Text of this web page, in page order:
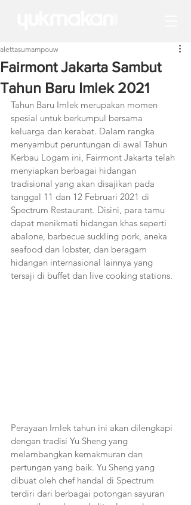
Fairmont Jakarta Sambut
Tahun Baru Imlek 2021
alettasumampouw
Tahun Baru Imlek merupakan momen
spesial untuk berkumpul bersama
keluarga dan kerabat. Dalam rangka
menyambut peruntungan di awal Tahun
Kerbau Logam ini, Fairmont Jakarta telah
menyiapkan berbagai hidangan
tradisional yang akan disajikan pada
tanggal 11 dan 12 Februari 2021 di
Spectrum Restaurant. Disini, para tamu
dapat menikmati hidangan khas seperti
abalone, barbecue suckling pork, aneka
seafood dan lobster, dan beragam
hidangan internasional lainnya yang
tersaji di buffet dan live cooking stations.
Perayaan Imlek tahun ini akan dilengkapi
dengan tradisi Yu Sheng yang
melambangkan kemakmuran dan
pertungan yang baik. Yu Sheng yang
dibuat oleh chef handal di Spectrum
terdiri dari berbagai potongan sayuran